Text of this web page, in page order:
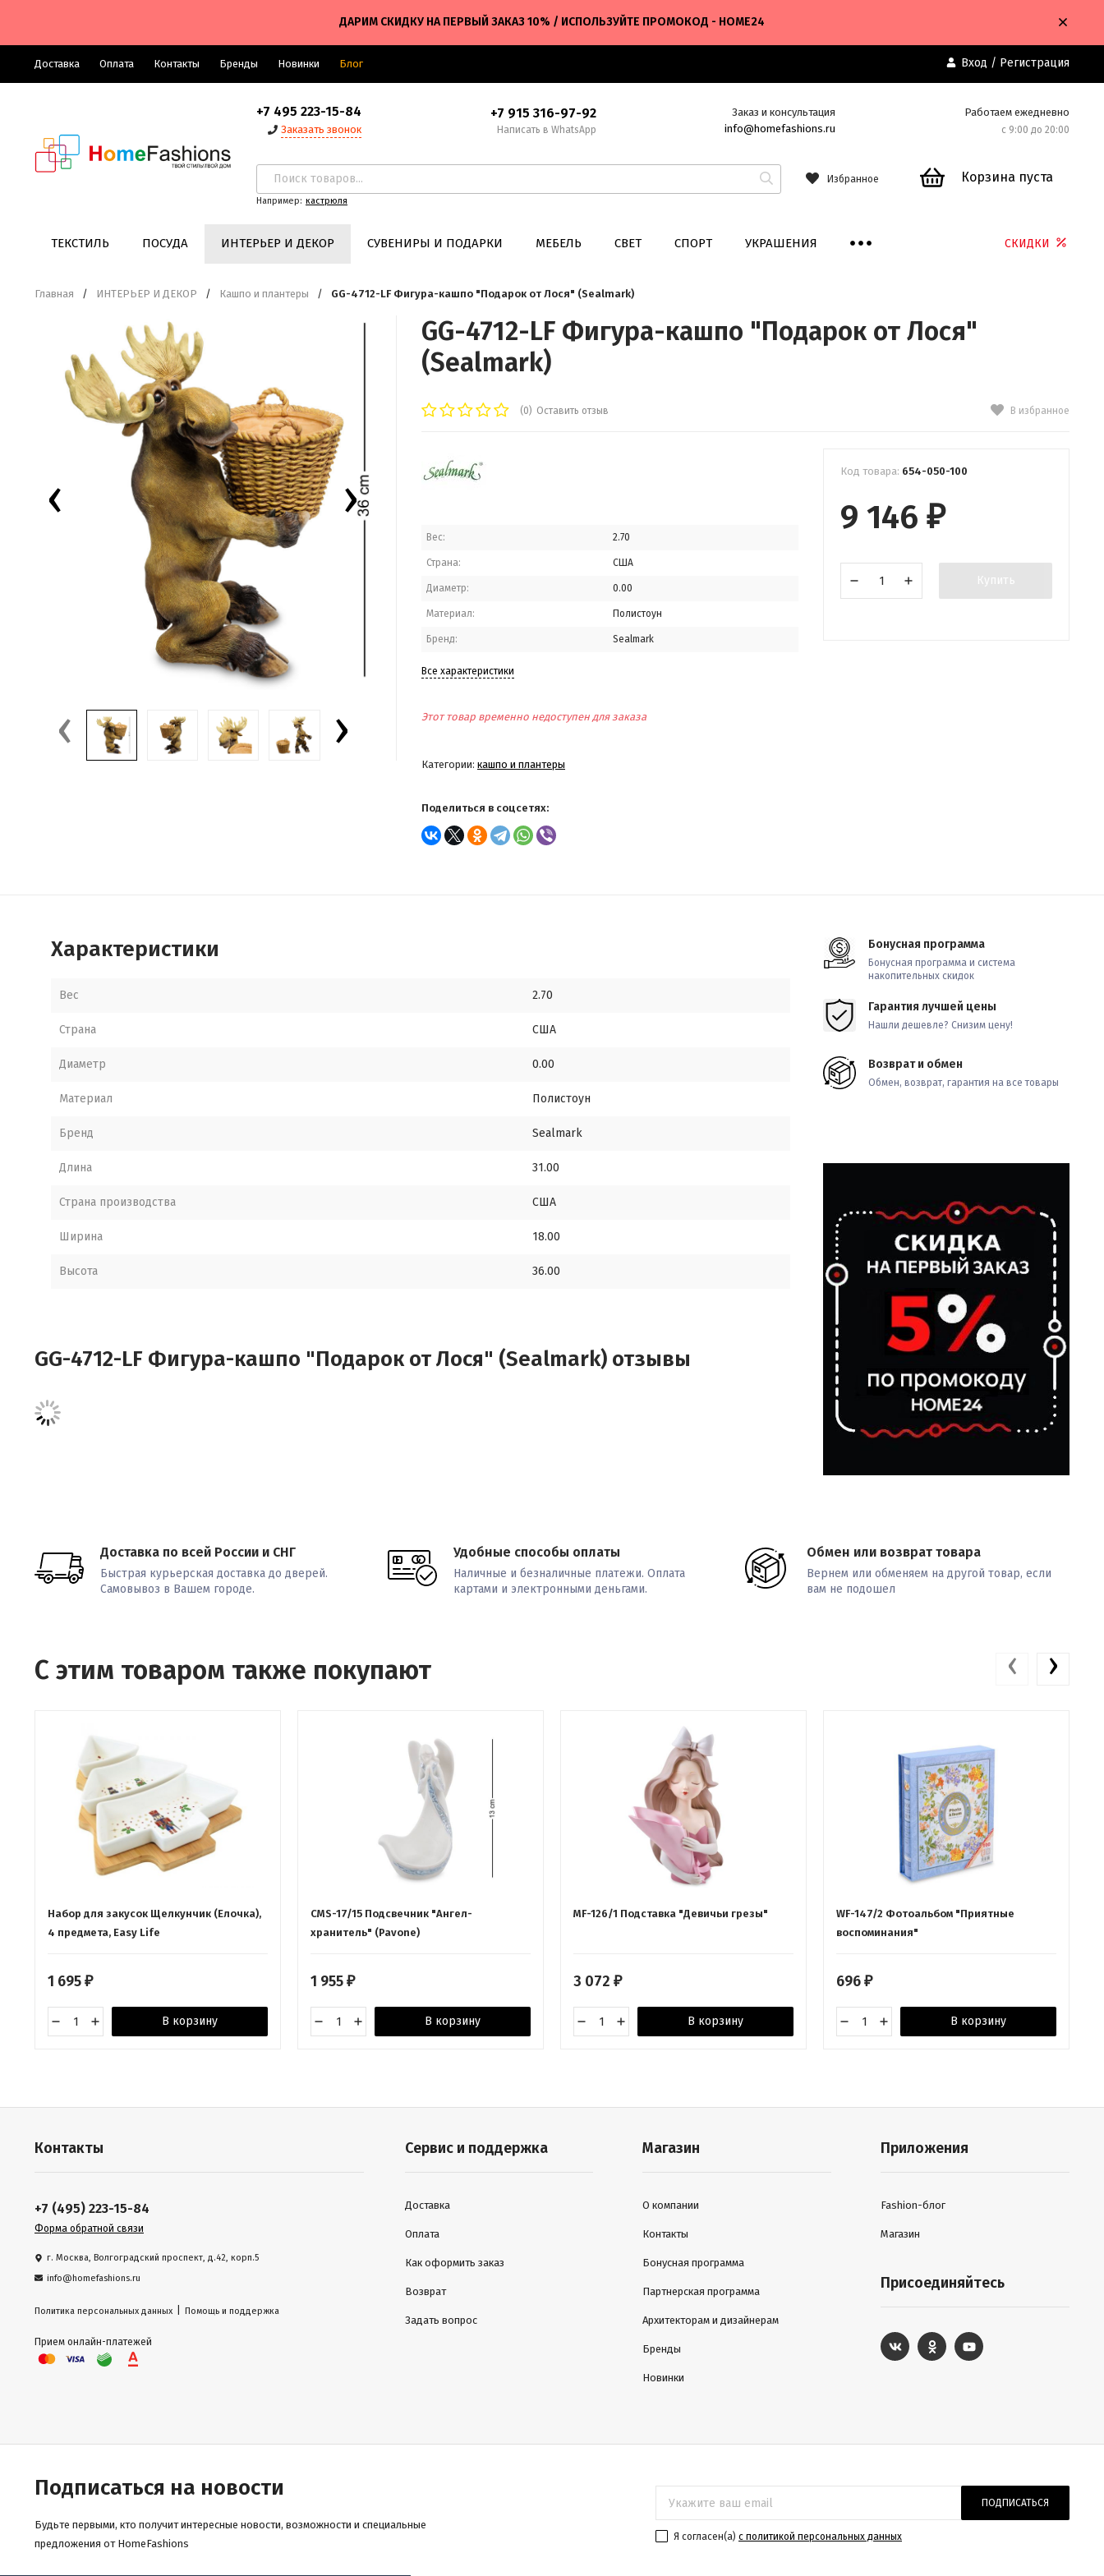
ДАРИМ СКИДКУ НА ПЕРВЫЙ ЗАКАЗ 10% / ИСПОЛЬЗУЙТЕ ПРОМОКОД - HOME24
Доставка Оплата Контакты Бренды Новинки Блог Вход / Регистрация
+7 495 223-15-84
Заказать звонок
+7 915 316-97-92
Написать в WhatsApp
Заказ и консультация
info@homefashions.ru
Работаем ежедневно
с 9:00 до 20:00
Например: кастрюля
Избранное Корзина пуста
ТЕКСТИЛЬ ПОСУДА ИНТЕРЬЕР И ДЕКОР СУВЕНИРЫ И ПОДАРКИ МЕБЕЛЬ СВЕТ СПОРТ УКРАШЕНИЯ СКИДКИ
Главная / ИНТЕРЬЕР И ДЕКОР / Кашпо и плантеры / GG-4712-LF Фигура-кашпо "Подарок от Лося" (Sealmark)
‹ ›
‹ ›
GG-4712-LF Фигура-кашпо "Подарок от Лося"
(Sealmark)
(0) Оставить отзыв В избранное
Вес: 2.70
Страна: США
Диаметр: 0.00
Материал: Полистоун
Бренд: Sealmark
Все характеристики
Этот товар временно недоступен для заказа
Категории: кашпо и плантеры
Поделиться в соцсетях:
Код товара: 654-050-100
9 146 ₽
Купить
Бонусная программа
Бонусная программа и система
накопительных скидок
Гарантия лучшей цены
Нашли дешевле? Снизим цену!
Возврат и обмен
Обмен, возврат, гарантия на все товары
Характеристики
Вес 2.70
Страна США
Диаметр 0.00
Материал Полистоун
Бренд Sealmark
Длина 31.00
Страна производства США
Ширина 18.00
Высота 36.00
GG-4712-LF Фигура-кашпо "Подарок от Лося" (Sealmark) отзывы
Доставка по всей России и СНГ
Быстрая курьерская доставка до дверей.
Самовывоз в Вашем городе.
Удобные способы оплаты
Наличные и безналичные платежи. Оплата
картами и электронными деньгами.
Обмен или возврат товара
Вернем или обменяем на другой товар, если
вам не подошел
С этим товаром также покупают
Набор для закусок Щелкунчик (Елочка),
4 предмета, Easy Life
1 695 ₽
В корзину
CMS-17/15 Подсвечник "Ангел-
хранитель" (Pavone)
1 955 ₽
В корзину
MF-126/1 Подставка "Девичьи грезы"
3 072 ₽
В корзину
WF-147/2 Фотоальбом "Приятные
воспоминания"
696 ₽
В корзину
‹ ›
Контакты
+7 (495) 223-15-84
Форма обратной связи
г. Москва, Волгоградский проспект, д.42, корп.5
info@homefashions.ru
Политика персональных данных Помощь и поддержка
Прием онлайн-платежей
Сервис и поддержка
Доставка
Оплата
Как оформить заказ
Возврат
Задать вопрос
Магазин
О компании
Контакты
Бонусная программа
Партнерская программа
Архитекторам и дизайнерам
Бренды
Новинки
Приложения
Fashion-блог
Магазин
Присоединяйтесь
Подписаться на новости
Будьте первыми, кто получит интересные новости, возможности и специальные
предложения от HomeFashions
ПОДПИСАТЬСЯ
Я согласен(a) с политикой персональных данных